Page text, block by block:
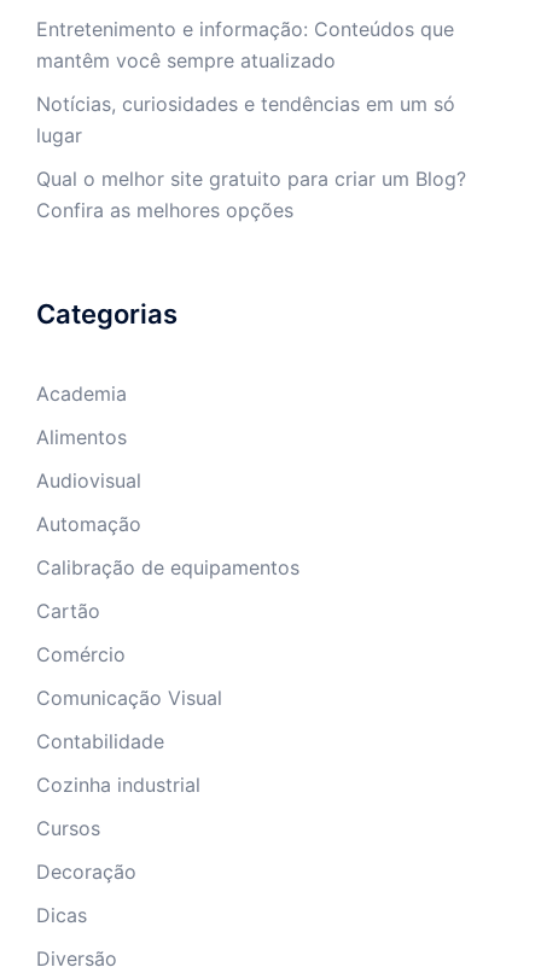
Entretenimento e informação: Conteúdos que
mantêm você sempre atualizado
Notícias, curiosidades e tendências em um só
lugar
Qual o melhor site gratuito para criar um Blog?
Confira as melhores opções
Categorias
Academia
Alimentos
Audiovisual
Automação
Calibração de equipamentos
Cartão
Comércio
Comunicação Visual
Contabilidade
Cozinha industrial
Cursos
Decoração
Dicas
Diversão